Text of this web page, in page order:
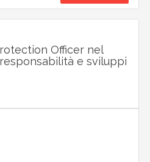
Officer nel
e sviluppi